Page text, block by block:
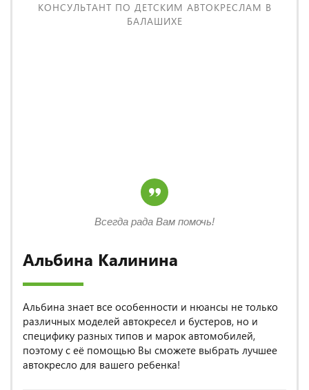
КОНСУЛЬТАНТ ПО ДЕТСКИМ АВТОКРЕСЛАМ В
БАЛАШИХЕ
Альбина Калинина
Альбина знает все особенности и нюансы не только
различных моделей автокресел и бустеров, но и
специфику разных типов и марок автомобилей,
поэтому с её помощью Вы сможете выбрать лучшее
автокресло для вашего ребенка!
Всегда рада Вам помочь!